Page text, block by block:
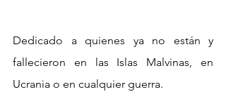
Dedicado a quienes ya no están y
fallecieron en las Islas Malvinas, en
Ucrania o en cualquier guerra.